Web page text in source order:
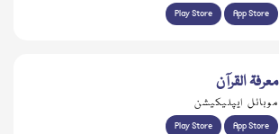
Play Store App Store
معرفۃ القرآن
موبائل ایپلیکیشن
Play Store App Store